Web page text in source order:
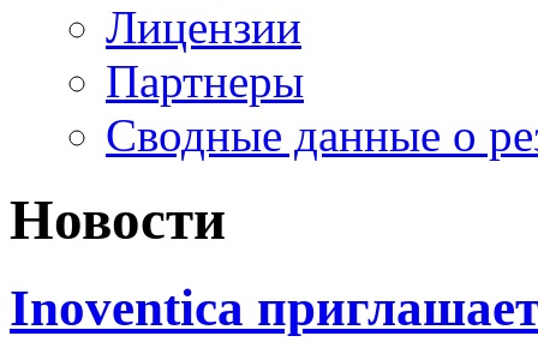
Лицензии
Партнеры
Cводные данные о
Новости
Inoventica